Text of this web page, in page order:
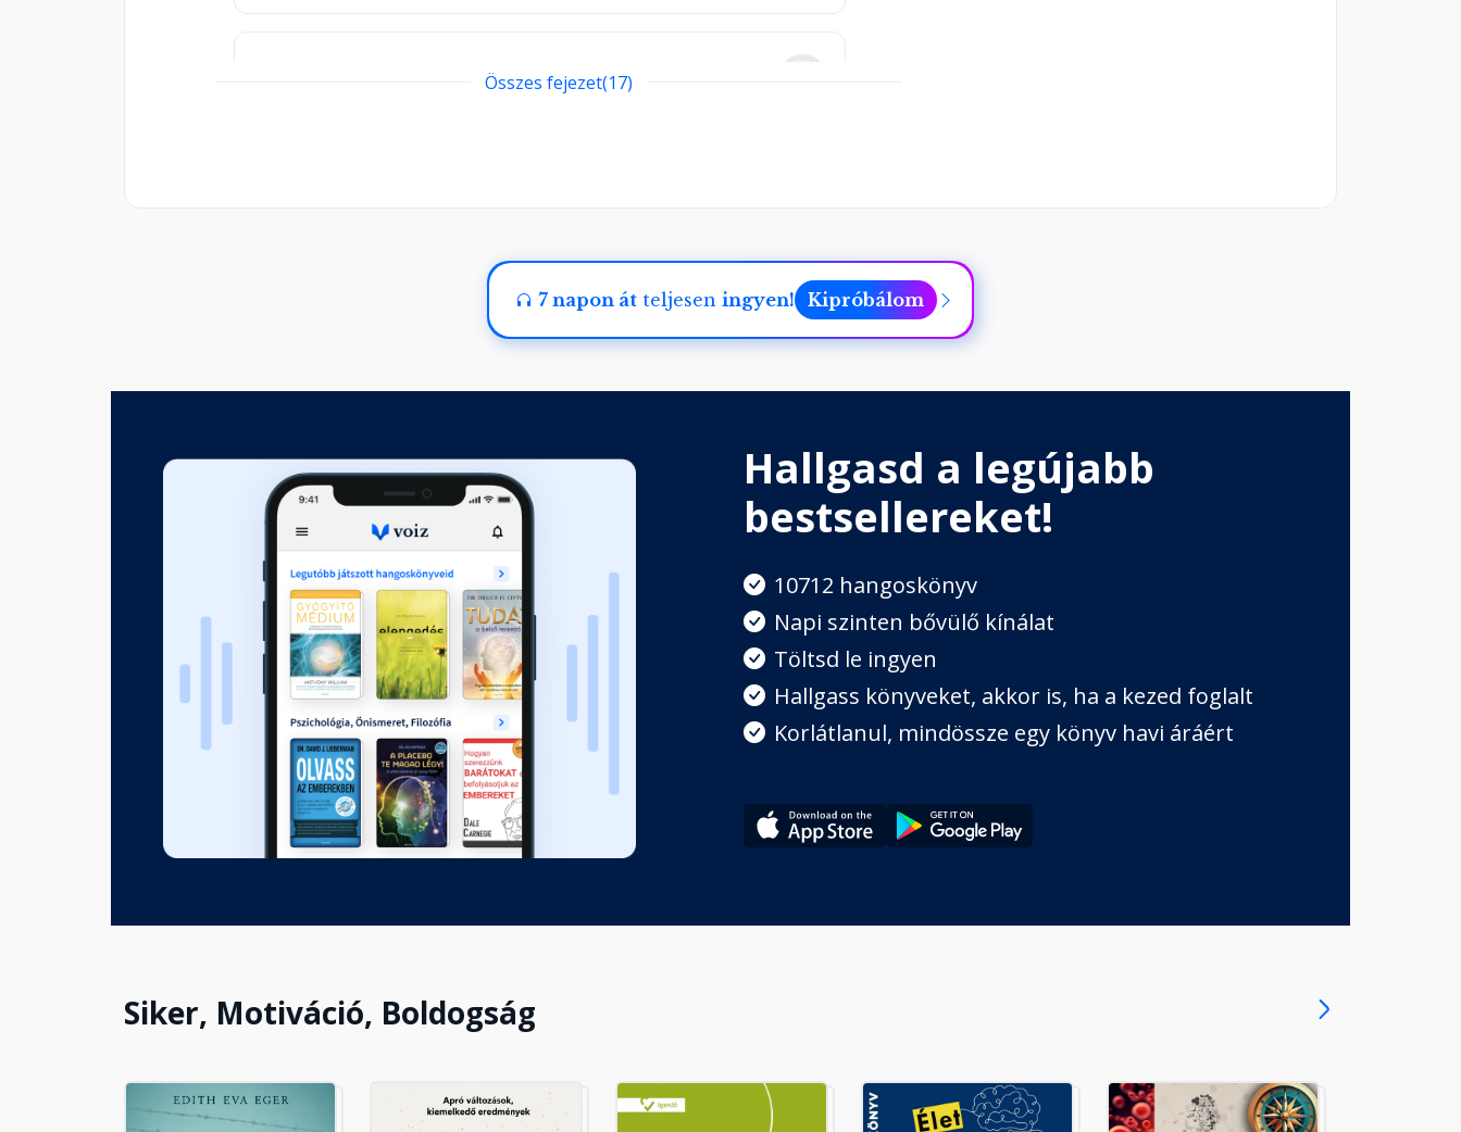
Ha nincs benned félelem, szabadon élhetsz
A pénz szolgál téged, vagy te szolgálod őt?
Gazdagságod megosztásának áldott művészete
Fejezet hossza: 00:34:24
Egészséges egód kialakítása
Fejezet hossza: 00:35:35
A szexuális érzelem átalakítása az eredményesség erejévé
Fejezet hossza: 00:32:47
A sikeres élethez légy sikeresen önmagad!
Fejezet hossza: 00:42:44
Mesterelmecsoport - tudományon túli erő
Nyerd el a kompenzáció örök törvényének hathatós segítségét!
Összes fejezet(17)
7 napon át teljesen ingyen! Kipróbálom
Hallgasd a legújabb
bestsellereket!
10712 hangoskönyv
Napi szinten bővülő kínálat
Töltsd le ingyen
Hallgass könyveket, akkor is, ha a kezed foglalt
Korlátlanul, mindössze egy könyv havi áráért
Siker, Motiváció, Boldogság